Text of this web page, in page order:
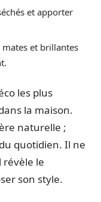
et apporter
mates et brillantes
les plus
la maison.
naturelle ;
quotidien. Il ne
révèle le
son style.